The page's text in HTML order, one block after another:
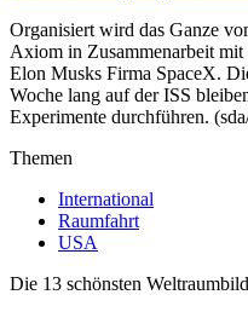
Organisiert wird das Ganze
Axiom in Zusammenarbeit
Elon Musks Firma SpaceX.
Woche lang auf der ISS
Experimente durchführen.
Themen
International
Raumfahrt
USA
Die 13 schönsten